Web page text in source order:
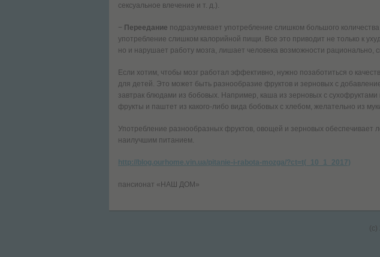
сексуальное влечение и т. д.).
− Переедание подразумевает употребление слишком большого
употребление слишком калорийной пищи. Все это приводит не только к
но и нарушает работу мозга, лишает человека возможности рационально,
Если хотим, чтобы мозг работал эффективно, нужно позаботиться о
для детей. Это может быть разнообразие фруктов и зерновых с
завтрак блюдами из бобовых. Например, каша из зерновых с
фрукты и паштет из какого-либо вида бобовых с хлебом, желательно из
Употребление разнообразных фруктов, овощей и зерновых обеспечивает
наилучшим питанием.
http://blog.ourhome.vin.ua/pitanie-i-rabota-mozga/?ct=t(_10_1_2017)
пансионат «НАШ ДОМ»